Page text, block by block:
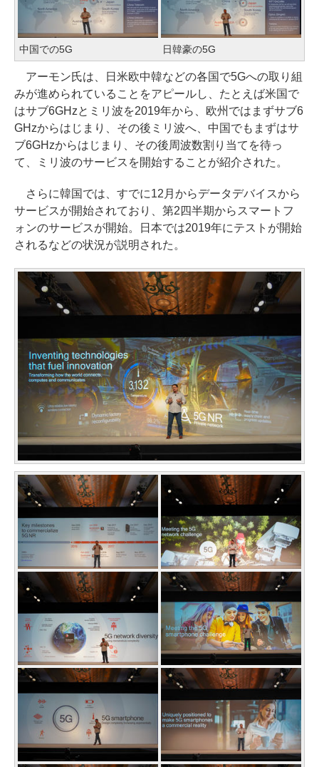
中国での5G 日韓豪の5G
アーモン氏は、日米欧中韓などの各国で5Gへの取り組
みが進められていることをアピールし、たとえば米国で
はサブ6GHzとミリ波を2019年から、欧州ではまずサブ6
GHzからはじまり、その後ミリ波へ、中国でもまずはサ
ブ6GHzからはじまり、その後周波数割り当てを待っ
て、ミリ波のサービスを開始することが紹介された。
さらに韓国では、すでに12月からデータデバイスから
サービスが開始されており、第2四半期からスマートフ
ォンのサービスが開始。日本では2019年にテストが開始
されるなどの状況が説明された。